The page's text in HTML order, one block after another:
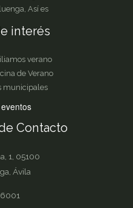
Así es
interés
verano
de Verano
municipales
Contacto
1, 05100
Ávila